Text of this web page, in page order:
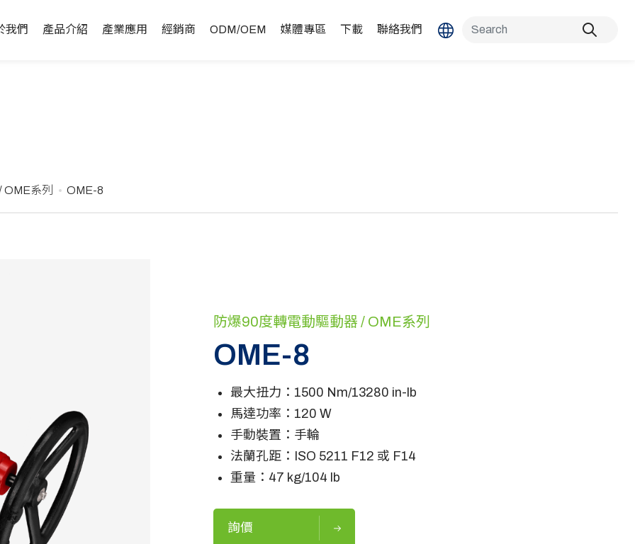
我們 產品介紹 產業應用 經銷商 ODM/OEM 媒體專區 下載 聯絡我們
OME系列 OME-8
防爆90度轉電動驅動器 / OME系列
OME-8
最大扭力：1500 Nm/13280 in-lb
馬達功率：120 W
手動裝置：手輪
法蘭孔距：ISO 5211 F12 或 F14
重量：47 kg/104 lb
詢價